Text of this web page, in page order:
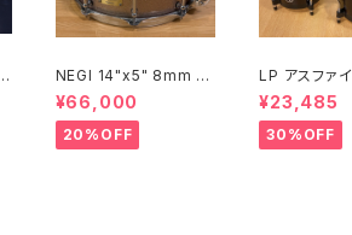
NEGI 14"x5" 8mm メ
イプルスネア SW-MU1
450PI-S2HB
¥66,000
20%OFF
LP アスファ
ボンゴ LPA601-DW
(ダークウッド)
¥23,485
30%OFF